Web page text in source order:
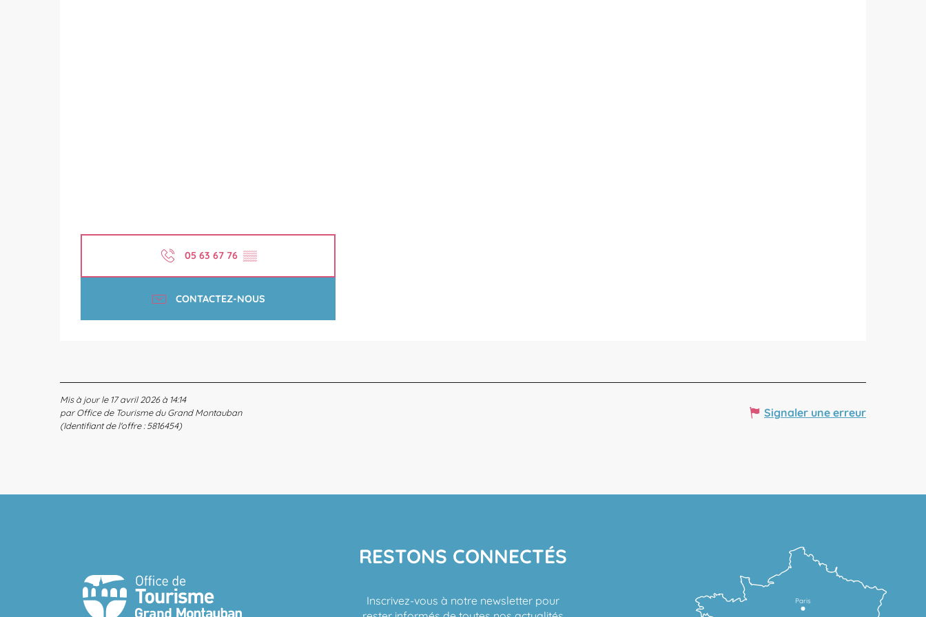
05 63 67 76 ▒▒
CONTACTEZ-NOUS
Mis à jour le 17 avril 2026 à 14:14
par Office de Tourisme du Grand Montauban
(Identifiant de l'offre :5816454)
Signaler une erreur
RESTONS CONNECTÉS
Inscrivez-vous à notre newsletter pour
Paris